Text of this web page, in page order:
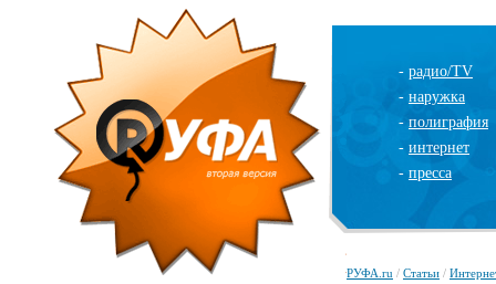
- радио/TV
- наружка
- полиграфия
- интернет
- пресса
РУФА.ru / Статьи /